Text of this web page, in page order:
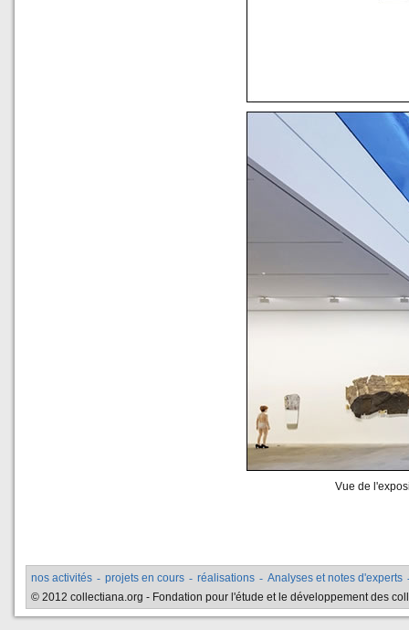
Vue de
nos activités - projets en cours - réalisations - Analyses et notes d'experts
© 2012 collectiana.org - Fondation pour l'étude et le développement des